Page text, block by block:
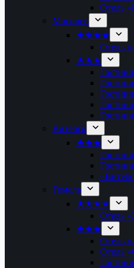
Отель
Могилев
★★★★
Отель
★★★
Витебск
★★★
Гомель
★★★★
Отель
★★★
Отель
Отель